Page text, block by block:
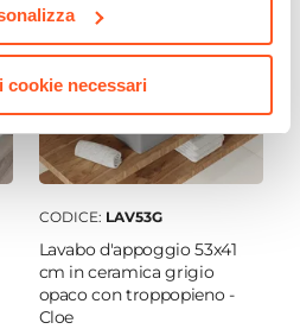
cookie necessari
CODICE: LAV53G
Lavabo d'appoggio 53x41
cm in ceramica grigio
opaco con troppopieno -
Cloe